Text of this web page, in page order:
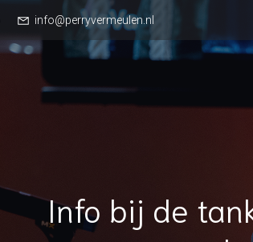
info@perryvermeulen.nl
Info bij de